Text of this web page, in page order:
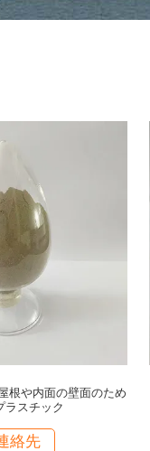
根や内面の壁面のため
ラスチック
絡先